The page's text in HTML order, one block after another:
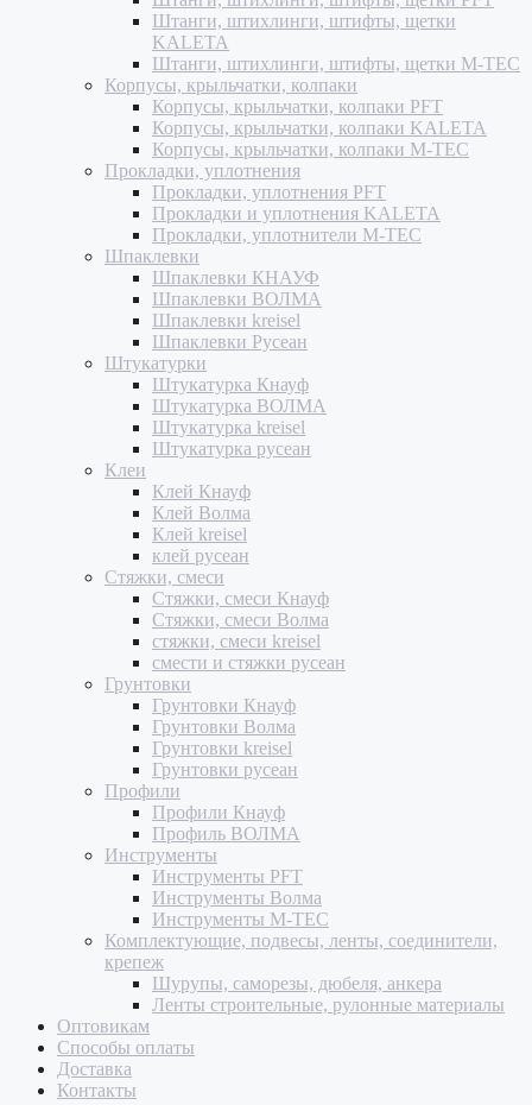
Штанги, штихлинги, штифты, щетки
KALETA
Штанги, штихлинги, штифты, щетки M-TEC
Корпусы, крыльчатки, колпаки
Корпусы, крыльчатки, колпаки PFT
Корпусы, крыльчатки, колпаки KALETA
Корпусы, крыльчатки, колпаки M-TEC
Прокладки, уплотнения
Прокладки, уплотнения PFT
Прокладки и уплотнения KALETA
Прокладки, уплотнители M-TEC
Шпаклевки
Шпаклевки КНАУФ
Шпаклевки ВОЛМА
Шпаклевки kreisel
Шпаклевки Русеан
Штукатурки
Штукатурка Кнауф
Штукатурка ВОЛМА
Штукатурка kreisel
Штукатурка русеан
Клеи
Клей Кнауф
Клей Волма
Клей kreisel
клей русеан
Стяжки, смеси
Стяжки, смеси Кнауф
Стяжки, смеси Волма
стяжки, смеси kreisel
смести и стяжки русеан
Грунтовки
Грунтовки Кнауф
Грунтовки Волма
Грунтовки kreisel
Грунтовки русеан
Профили
Профили Кнауф
Профиль ВОЛМА
Инструменты
Инструменты PFT
Инструменты Волма
Инструменты M-TEC
Комплектующие, подвесы, ленты, соединители,
крепеж
Шурупы, саморезы, дюбеля, анкера
Ленты строительные, рулонные материалы
Оптовикам
Способы оплаты
Доставка
Контакты